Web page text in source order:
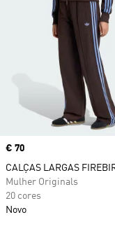
Price
€ 70
CALÇAS LARGAS
Mulher Originals
20 cores
Novo